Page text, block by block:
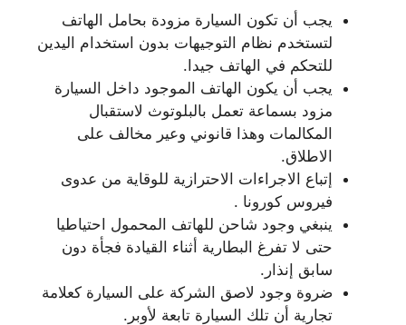
يجب أن تكون السيارة مزودة بحامل الهاتف
لتستخدم نظام التوجيهات بدون استخدام اليدين
للتحكم في الهاتف جيدا.
يجب أن يكون الهاتف الموجود داخل السيارة
مزود بسماعة تعمل بالبلوتوث لاستقبال
المكالمات وهذا قانوني وعير مخالف على
الاطلاق.
إتباع الاجراءات الاحترازية للوقاية من عدوى
فيروس كورونا .
ينبغي وجود شاحن للهاتف المحمول احتياطيا
حتى لا تفرغ البطارية أثناء القيادة فجأة دون
سابق إنذار.
ضروة وجود لاصق الشركة على السيارة كعلامة
تجارية أن تلك السيارة تابعة لأوبر.